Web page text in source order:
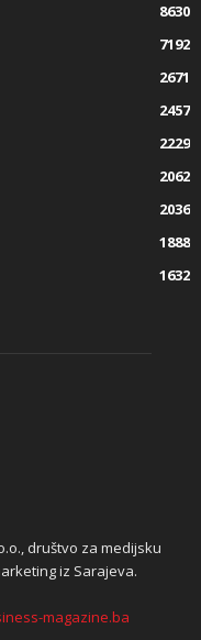
8630
7192
2671
2457
2229
2062
2036
1888
1632
društvo za medijsku
iz Sarajeva.
magazine.ba